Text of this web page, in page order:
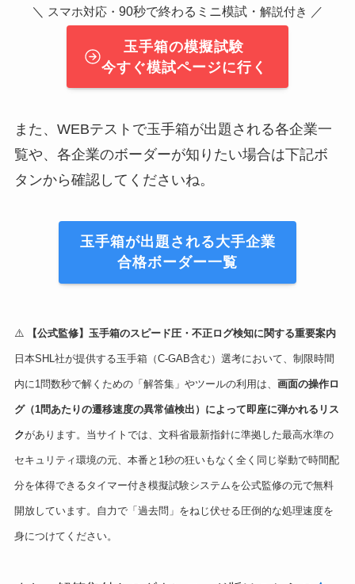
＼ スマホ対応・ 90秒で終わるミニ模試・ 解説付き ／
玉手箱の模擬試験
今すぐ模試ページに行く
また、WEBテストで玉手箱が出題される各企業一
覧や、各企業のボーダーが知りたい場合は下記ボ
タンから確認してくださいね。
玉手箱が出題される大手企業
合格ボーダー一覧
⚠️ 【公式監修】玉手箱のスピード圧・不正ログ検知に関する重要案内
日本SHL社が提供する玉手箱（C-GAB含む）選考において、制限時間
内に1問数秒で解くための「解答集」やツールの利用は、 画面の操作ロ
グ（1問あたりの遷移速度の異常値検出）によって即座に弾かれるリス
クがあります。当サイトでは、文科省最新指針に準拠した最高水準の
セキュリティ環境の元、本番と1秒の狂いもなく全く同じ挙動で時間配
分を体得できるタイマー付き模擬試験システムを公式監修の元で無料
開放しています。自力で「過去問」をねじ伏せる圧倒的な処理速度を
身につけてください。